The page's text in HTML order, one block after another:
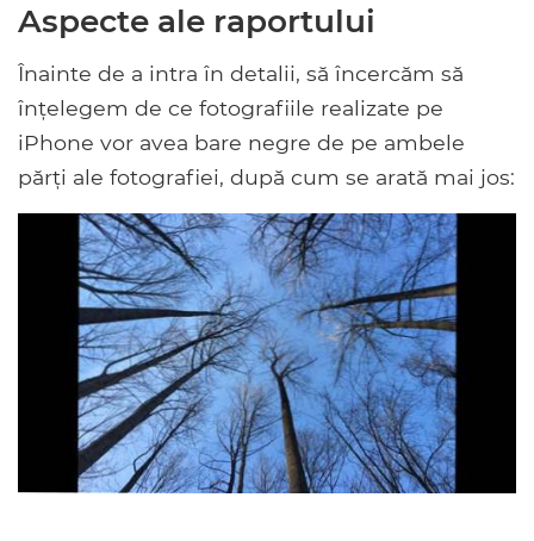
Aspecte ale raportului
Înainte de a intra în detalii, să încercăm să
înțelegem de ce fotografiile realizate pe
iPhone vor avea bare negre de pe ambele
părți ale fotografiei, după cum se arată mai jos: